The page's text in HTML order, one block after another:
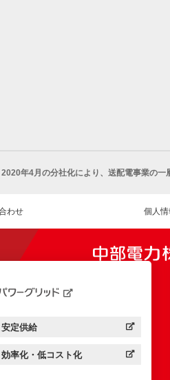
2020年4月の分社化により、 送配電事業の一
わせ 個人
中部電力パワーグリッド：
安定供給
（新しいウィンドウを開きます）
中部電力パワーグリッド：
効率化・低コスト化
（新しいウィンドウを開きます）